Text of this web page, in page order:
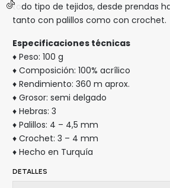
todo tipo de tejidos, desde prendas
tanto con palillos como con crochet.
Especificaciones técnicas
♦ Peso: 100 g
♦ Composición: 100% acrílico
♦ Rendimiento: 360 m aprox.
♦ Grosor: semi delgado
♦ Hebras: 3
♦ Palillos: 4 – 4,5 mm
♦ Crochet: 3 – 4 mm
♦ Hecho en Turquía
DETALLES